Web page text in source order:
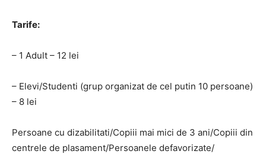
Tarife:
– 1 Adult – 12 lei
– Elevi/Studenti (grup organizat de cel putin 10 persoane)
– 8 lei
Persoane cu dizabilitati/Copiii mai mici de 3 ani/Copiii din
centrele de plasament/Persoanele defavorizate/